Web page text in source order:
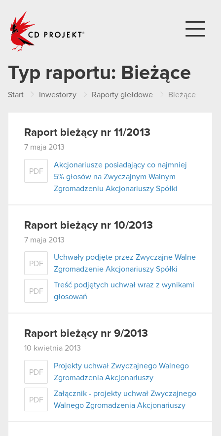
Typ raportu: Bieżące
Start Inwestorzy Raporty giełdowe Bieżące
Raport bieżący nr 11/2013
7 maja 2013
PDF
Akcjonariusze posiadający co najmniej
5% głosów na Zwyczajnym Walnym
Zgromadzeniu Akcjonariuszy Spółki
Raport bieżący nr 10/2013
7 maja 2013
PDF
Uchwały podjęte przez Zwyczajne Walne
Zgromadzenie Akcjonariuszy Spółki
PDF
Treść podjętych uchwał wraz z wynikami
głosowań
Raport bieżący nr 9/2013
10 kwietnia 2013
PDF
Projekty uchwał Zwyczajnego Walnego
Zgromadzenia Akcjonariuszy
PDF
Załącznik - projekty uchwał Zwyczajnego
Walnego Zgromadzenia Akcjonariuszy